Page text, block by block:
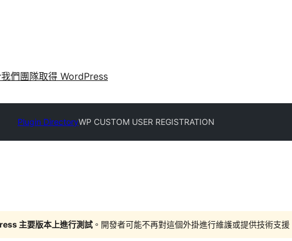
們 團隊取得 WordPress
Plugin DirectoryWP CUSTOM USER REGISTRATION
主要版本上進行測試 。開發者可能不再對這個外掛進行維護或提供技術支